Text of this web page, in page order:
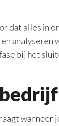
dat alles in
bij het
wanneer